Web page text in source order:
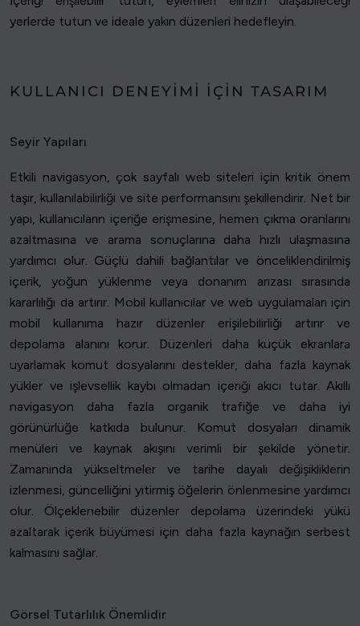
yerlerde tutun ve ideale yakın düzenleri hedefleyin.
KULLANICI DENEYIMI IÇIN TASARIM
Seyir Yapıları
Etkili navigasyon, çok sayfalı web siteleri için kritik önem
taşır, kullanılabilirliği ve site performansını şekillendirir. Net bir
yapı, kullanıcıların içeriğe erişmesine, hemen çıkma oranlarını
azaltmasına ve arama sonuçlarına daha hızlı ulaşmasına
yardımcı olur. Güçlü dahili bağlantılar ve önceliklendirilmiş
içerik, yoğun yüklenme veya donanım arızası sırasında
kararlılığı da artırır. Mobil kullanıcılar ve web uygulamaları için
mobil kullanıma hazır düzenler erişilebilirliği artırır ve
depolama alanını korur. Düzenleri daha küçük ekranlara
uyarlamak komut dosyalarını destekler, daha fazla kaynak
yükler ve işlevsellik kaybı olmadan içeriği akıcı tutar. Akıllı
navigasyon daha fazla organik trafiğe ve daha iyi
görünürlüğe katkıda bulunur. Komut dosyaları dinamik
menüleri ve kaynak akışını verimli bir şekilde yönetir.
Zamanında yükseltmeler ve tarihe dayalı değişikliklerin
izlenmesi, güncelliğini yitirmiş öğelerin önlenmesine yardımcı
olur. Ölçeklenebilir düzenler depolama üzerindeki yükü
azaltarak içerik büyümesi için daha fazla kaynağın serbest
kalmasını sağlar.
Görsel Tutarlılık Önemlidir